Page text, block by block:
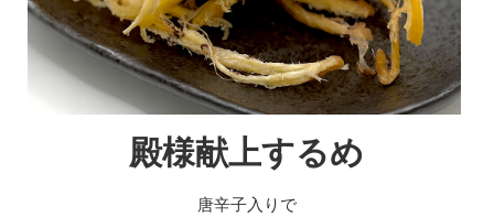
殿様献上するめ
唐辛子入りで